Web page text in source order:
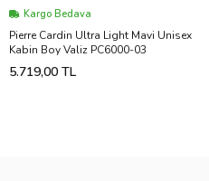
Kargo Bedava
Pierre Cardin Ultra Light Mavi Unisex
Kabin Boy Valiz PC6000-03
5.719,00 TL